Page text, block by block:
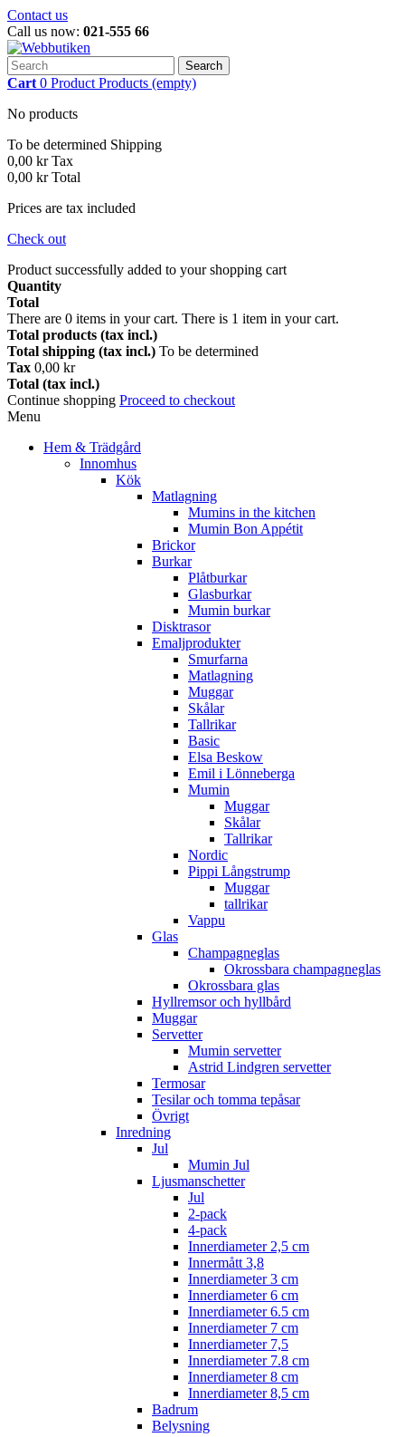
Contact us
Call us now: 021-555 66
Search
Cart 0 Product Products (empty)
No products
To be determined Shipping
0,00 kr Tax
0,00 kr Total
Prices are tax included
Check out
Product successfully added to your shopping cart
Quantity
Total
There are 0 items in your cart. There is 1 item in your cart.
Total products (tax incl.)
Total shipping (tax incl.) To be determined
Tax 0,00 kr
Total (tax incl.)
Continue shopping Proceed to checkout
Menu
Hem & Trädgård
Innomhus
Kök
Matlagning
Mumins in the kitchen
Mumin Bon Appétit
Brickor
Burkar
Plåtburkar
Glasburkar
Mumin burkar
Disktrasor
Emaljprodukter
Smurfarna
Matlagning
Muggar
Skålar
Tallrikar
Basic
Elsa Beskow
Emil i Lönneberga
Mumin
Muggar
Skålar
Tallrikar
Nordic
Pippi Långstrump
Muggar
tallrikar
Vappu
Glas
Champagneglas
Okrossbara champagneglas
Okrossbara glas
Hyllremsor och hyllbård
Muggar
Servetter
Mumin servetter
Astrid Lindgren servetter
Termosar
Tesilar och tomma tepåsar
Övrigt
Inredning
Jul
Mumin Jul
Ljusmanschetter
Jul
2-pack
4-pack
Innerdiameter 2,5 cm
Innermått 3,8
Innerdiameter 3 cm
Innerdiameter 6 cm
Innerdiameter 6.5 cm
Innerdiameter 7 cm
Innerdiameter 7,5
Innerdiameter 7.8 cm
Innerdiameter 8 cm
Innerdiameter 8,5 cm
Badrum
Belysning